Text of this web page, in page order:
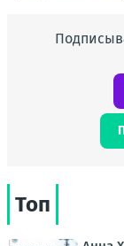
Топ